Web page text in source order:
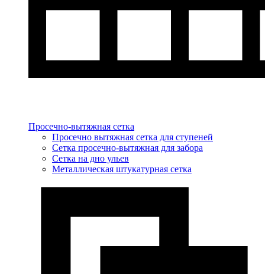
Просечно-вытяжная сетка
Просечно вытяжная сетка для ступеней
Сетка просечно-вытяжная для забора
Сетка на дно ульев
Металлическая штукатурная сетка